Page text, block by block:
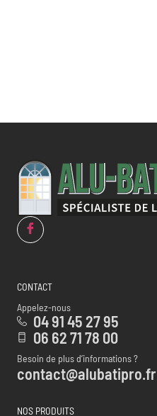
CONTACT
Appelez-nous
04 91 45 27 95
06 62 71 78 00
Besoin de plus d’informations ?
contact@alubatipro.fr
NOS PRODUITS